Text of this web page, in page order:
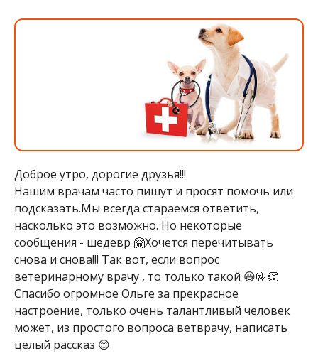
Доброе утро, дорогие друзья!!!
Нашим врачам часто пишут и просят помочь или
подсказать.Мы всегда стараемся ответить,
насколько это возможно. Но некоторые
сообщения - шедевр 🤗Хочется перечитывать
снова и снова!!! Так вот, если вопрос
ветеринарному врачу , то только такой 😆🤟👏
Спасибо огромное Ольге за прекрасное
настроение, только очень талантливый человек
может, из простого вопроса ветврачу, написать
целый рассказ 😊